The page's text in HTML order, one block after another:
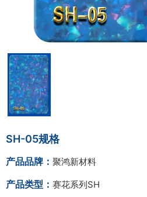
SH-05规格
产品品牌： 聚鸿新材料
产品类型： 赛花系列SH